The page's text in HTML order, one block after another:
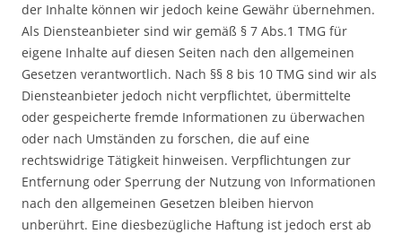
der Inhalte können wir jedoch keine Gewähr übernehmen.
Als Diensteanbieter sind wir gemäß § 7 Abs.1 TMG für
eigene Inhalte auf diesen Seiten nach den allgemeinen
Gesetzen verantwortlich. Nach §§ 8 bis 10 TMG sind wir als
Diensteanbieter jedoch nicht verpflichtet, übermittelte
oder gespeicherte fremde Informationen zu überwachen
oder nach Umständen zu forschen, die auf eine
rechtswidrige Tätigkeit hinweisen. Verpflichtungen zur
Entfernung oder Sperrung der Nutzung von Informationen
nach den allgemeinen Gesetzen bleiben hiervon
unberührt. Eine diesbezügliche Haftung ist jedoch erst ab